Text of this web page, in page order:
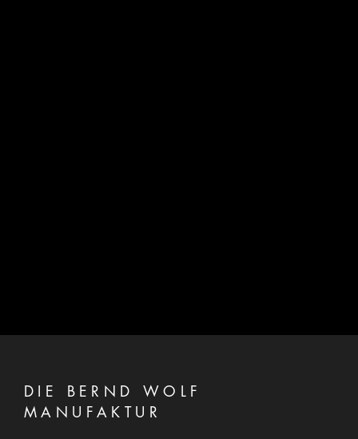
DIE BERND WOLF
MANUFAKTUR